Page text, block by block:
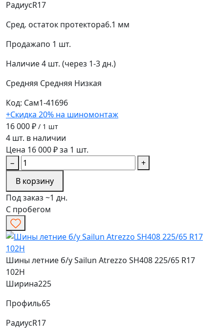
РадиусR17
Сред. остаток протектора6.1 мм
Продажапо 1 шт.
Наличие4 шт. (через 1-3 дн.)
Средняя Средняя Низкая
Код: Сам1-41696
+Скидка 20% на шиномонтаж
16 000 ₽ / 1 шт
4 шт. в наличии
Цена 16 000 ₽ за 1 шт.
−
+
В корзину
Под заказ ~1 дн.
С пробегом
Шины летние б/у Sailun Atrezzo SH408 225/65 R17
102H
Ширина225
Профиль65
РадиусR17